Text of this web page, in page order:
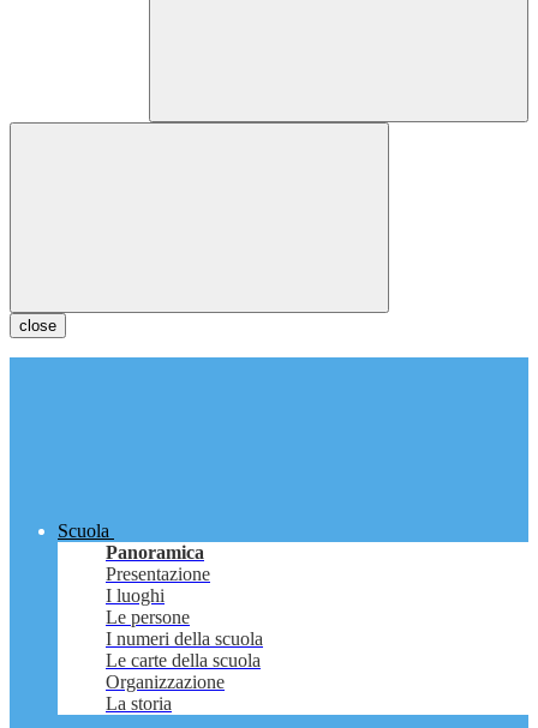
close
Scuola
Panoramica
Presentazione
I luoghi
Le persone
I numeri della scuola
Le carte della scuola
Organizzazione
La storia